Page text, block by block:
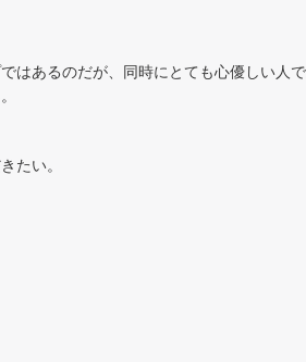
はあるのだが、同時にとても心優しい人
たい。